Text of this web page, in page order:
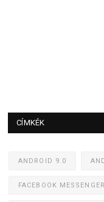
CÍMKÉK
ANDROID 9.0
FACEBOOK MESSENGER